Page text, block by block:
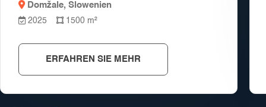
Domžale, Slowenien
2025 1500 m²
ERFAHREN SIE MEHR